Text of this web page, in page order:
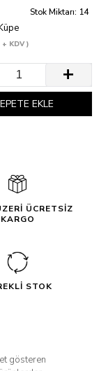
Stok Miktarı: 14
+ KDV
EKLE
ÜCRETSİZ
KARGO
STOK
gösteren